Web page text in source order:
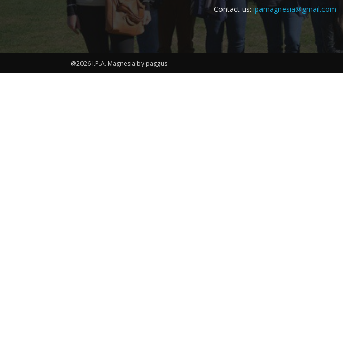
Contact us: ipamagnesia@gmail.com
@2026 I.P.A. Magnesia by paggus